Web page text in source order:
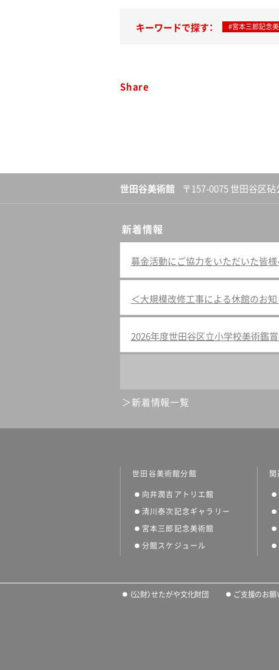
キーワードで探す： #宮本三郎記念
Share
世田谷美術館 〒157-0075 世田谷区砧
新着情報
募金活動にご協力をいただいた皆様
＜大規模改修工事による休館のお知
2026年度世田谷区立小学校美術鑑
新着情報一覧
世田谷美術館分館
向井潤吉アトリエ館
清川泰次記念ギャラリー
宮本三郎記念美術館
分館スケジュール
関
（公財）せたがや文化財団 ご支援のお願